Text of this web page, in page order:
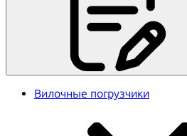
Вилочные погрузчики